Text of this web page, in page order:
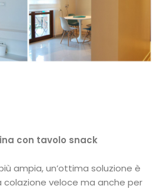
con tavolo snack
ampia, un’ottima soluzione è
colazione veloce ma anche per